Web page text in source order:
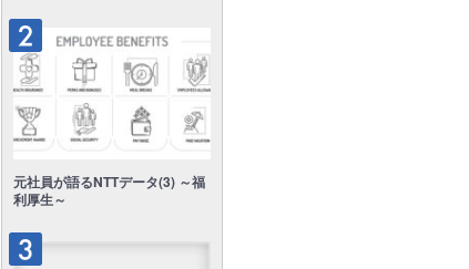
元社員が語るNTTデータ(3) ～福
利厚生～